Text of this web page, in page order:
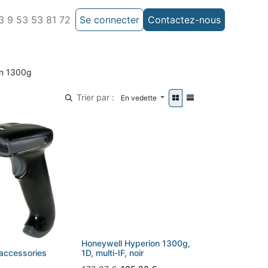
9 53 53 81 72 Se connecter Contactez-nous
1300g
Trier par : En vedette
Honeywell Hyperion 1300g,
1D, multi-IF, noir